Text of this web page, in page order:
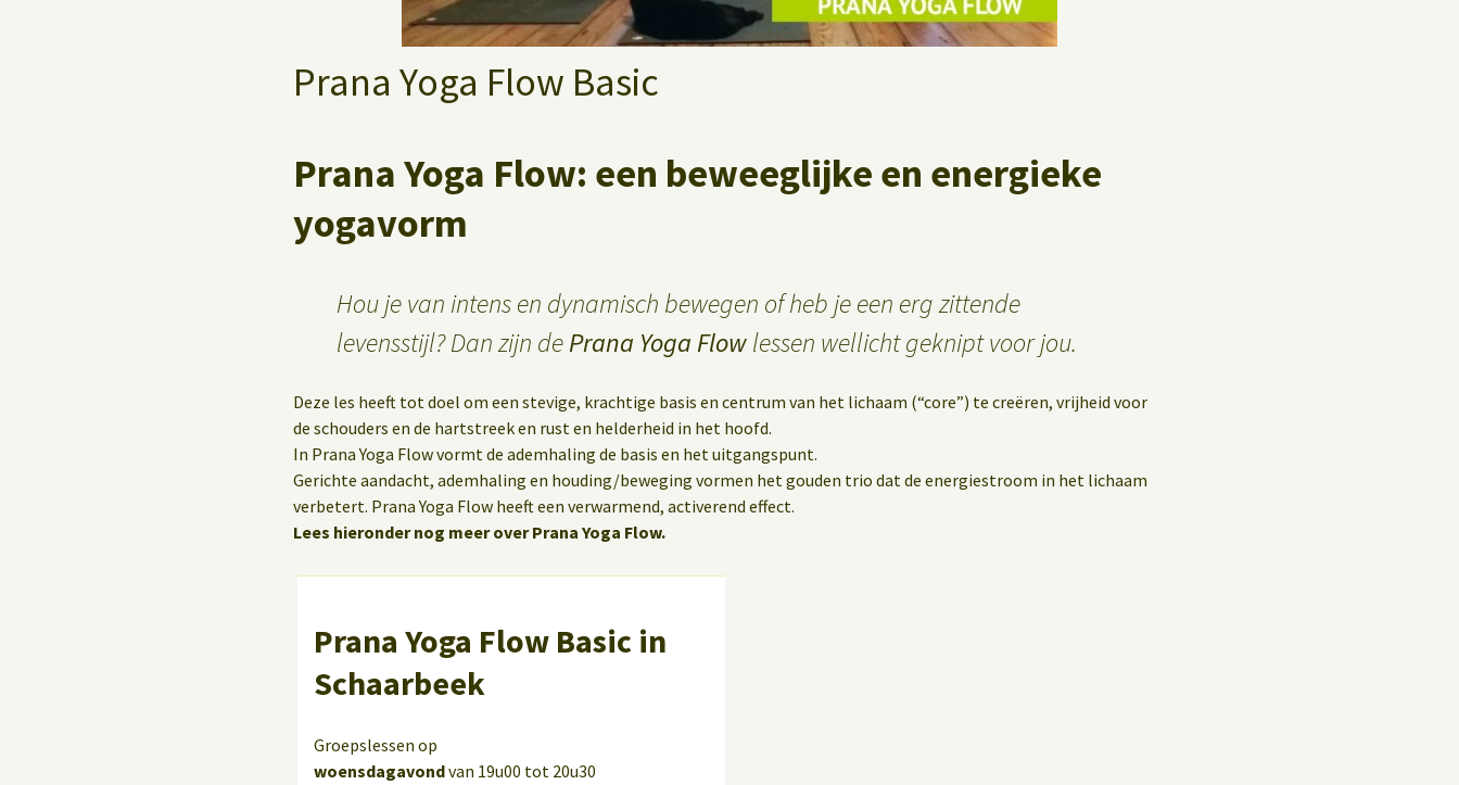
Prana Yoga Flow Basic
Prana Yoga Flow: een beweeglijke en energieke
yogavorm
Hou je van intens en dynamisch bewegen of heb je een erg zittende
levensstijl? Dan zijn dePrana Yoga Flowlessen wellicht geknipt voor jou.
Deze les heeft tot doel om een stevige, krachtige basis en centrum van het lichaam (“core”) te creëren, vrijheid voor
de schouders en de hartstreek en rust en helderheid in het hoofd.
In Prana Yoga Flow vormt de ademhaling de basis en het uitgangspunt.
Gerichte aandacht, ademhaling en houding/beweging vormen het gouden trio dat de energiestroom in het lichaam
verbetert. Prana Yoga Flow heeft een verwarmend, activerend effect.
Lees hieronder nog meer over Prana Yoga Flow.
Prana Yoga Flow Basic in
Schaarbeek
Groepslessen op
woensdagavondvan 19u00 tot 20u30